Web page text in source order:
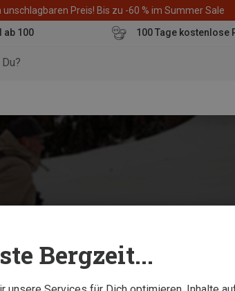
Preis! Bis zu -60 % im Summer Sale
ab 100
100 Tage kostenlose
Bergzeit...